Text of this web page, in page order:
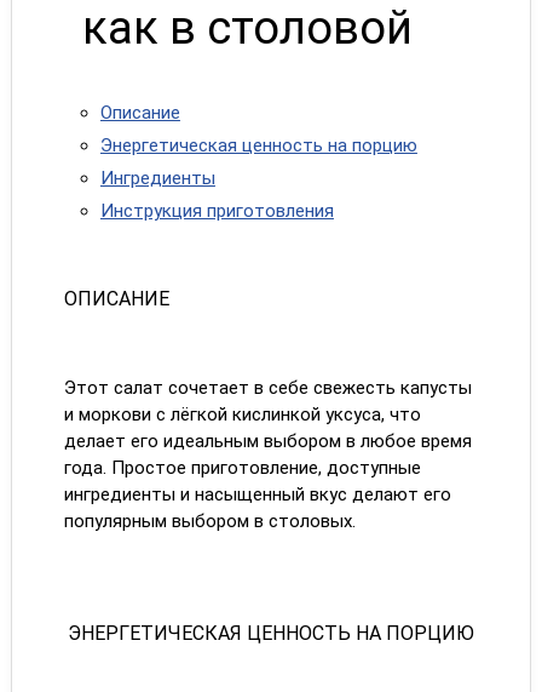
как в столовой
Описание
Энергетическая ценность на порцию
Ингредиенты
Инструкция приготовления
ОПИСАНИЕ
Этот салат сочетает в себе свежесть капусты
и моркови с лёгкой кислинкой уксуса, что
делает его идеальным выбором в любое время
года. Простое приготовление, доступные
ингредиенты и насыщенный вкус делают его
популярным выбором в столовых.
ЭНЕРГЕТИЧЕСКАЯ ЦЕННОСТЬ НА ПОРЦИЮ